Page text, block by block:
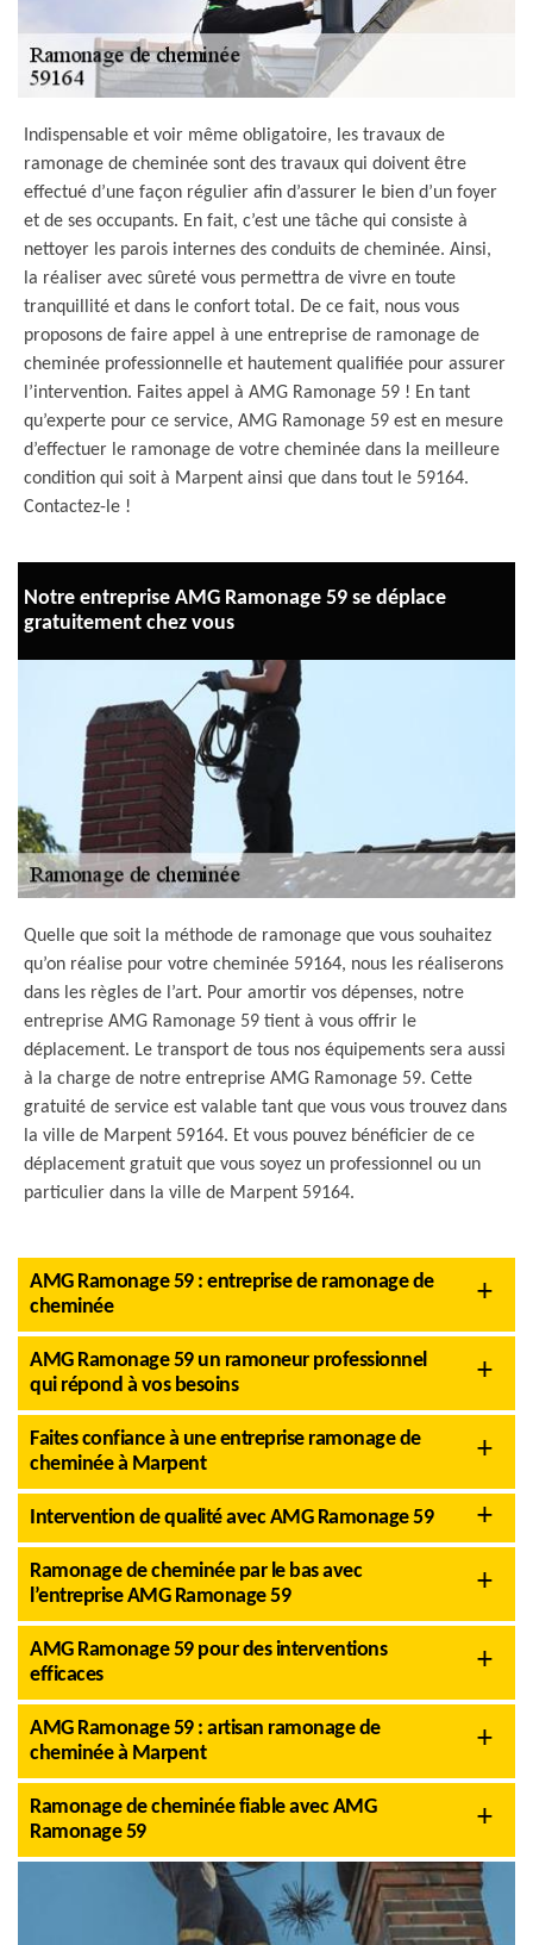
Indispensable et voir même obligatoire, les travaux de
ramonage de cheminée sont des travaux qui doivent être
effectué d’une façon régulier afin d’assurer le bien d’un foyer
et de ses occupants. En fait, c’est une tâche qui consiste à
nettoyer les parois internes des conduits de cheminée. Ainsi,
la réaliser avec sûreté vous permettra de vivre en toute
tranquillité et dans le confort total. De ce fait, nous vous
proposons de faire appel à une entreprise de ramonage de
cheminée professionnelle et hautement qualifiée pour assurer
l’intervention. Faites appel à AMG Ramonage 59 ! En tant
qu’experte pour ce service, AMG Ramonage 59 est en mesure
d’effectuer le ramonage de votre cheminée dans la meilleure
condition qui soit à Marpent ainsi que dans tout le 59164.
Contactez-le !
Notre entreprise AMG Ramonage 59 se déplace
gratuitement chez vous
Quelle que soit la méthode de ramonage que vous souhaitez
qu’on réalise pour votre cheminée 59164, nous les réaliserons
dans les règles de l’art. Pour amortir vos dépenses, notre
entreprise AMG Ramonage 59 tient à vous offrir le
déplacement. Le transport de tous nos équipements sera aussi
à la charge de notre entreprise AMG Ramonage 59. Cette
gratuité de service est valable tant que vous vous trouvez dans
la ville de Marpent 59164. Et vous pouvez bénéficier de ce
déplacement gratuit que vous soyez un professionnel ou un
particulier dans la ville de Marpent 59164.
AMG Ramonage 59 : entreprise de ramonage de
cheminée
AMG Ramonage 59 un ramoneur professionnel
qui répond à vos besoins
Faites confiance à une entreprise ramonage de
cheminée à Marpent
Intervention de qualité avec AMG Ramonage 59
Ramonage de cheminée par le bas avec
l’entreprise AMG Ramonage 59
AMG Ramonage 59 pour des interventions
efficaces
AMG Ramonage 59 : artisan ramonage de
cheminée à Marpent
Ramonage de cheminée fiable avec AMG
Ramonage 59